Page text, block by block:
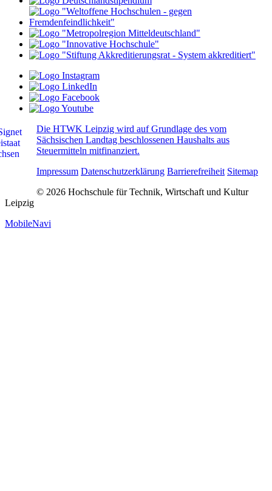
Die HTWK Leipzig wird auf Grundlage des vom
Sächsischen Landtag beschlossenen Haushalts aus
Steuermitteln mitfinanziert.
Impressum Datenschutzerklärung Barrierefreiheit Sitemap
© 2026 Hochschule für Technik, Wirtschaft und Kultur
Leipzig
MobileNavi